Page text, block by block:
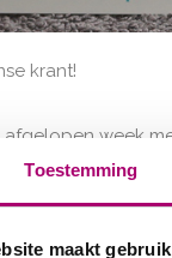
Toestemming
maakt
krant!
week
begin